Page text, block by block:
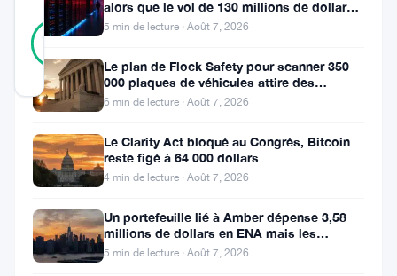
92
Vérifié
38
Mis à jour 3 ans il y a
une
tournure
surprenante
intrigante,
alors que le vol de 130 millions de dollars
entre dans une nouvelle phase
5 min de lecture · Août 7, 2026
Le plan de Flock Safety pour scanner 350
000 plaques de véhicules attire des
poursuites et le retrait du LAPD
6 min de lecture · Août 7, 2026
Le Clarity Act bloqué au Congrès, Bitcoin
reste figé à 64 000 dollars
4 min de lecture · Août 7, 2026
Un portefeuille lié à Amber dépense 3,58
millions de dollars en ENA mais les
acheteurs ne suivent pas
5 min de lecture · Août 7, 2026